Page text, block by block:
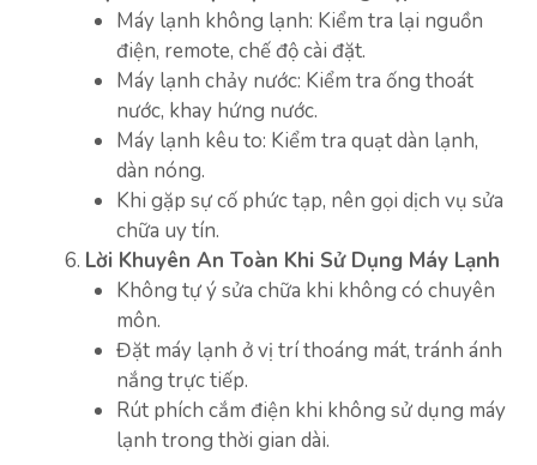
Máy lạnh không lạnh: Kiểm tra lại nguồn
điện, remote, chế độ cài đặt.
Máy lạnh chảy nước: Kiểm tra ống thoát
nước, khay hứng nước.
Máy lạnh kêu to: Kiểm tra quạt dàn lạnh,
dàn nóng.
Khi gặp sự cố phức tạp, nên gọi dịch vụ sửa
chữa uy tín.
Lời Khuyên An Toàn Khi Sử Dụng Máy Lạnh
Không tự ý sửa chữa khi không có chuyên
môn.
Đặt máy lạnh ở vị trí thoáng mát, tránh ánh
nắng trực tiếp.
Rút phích cắm điện khi không sử dụng máy
lạnh trong thời gian dài.